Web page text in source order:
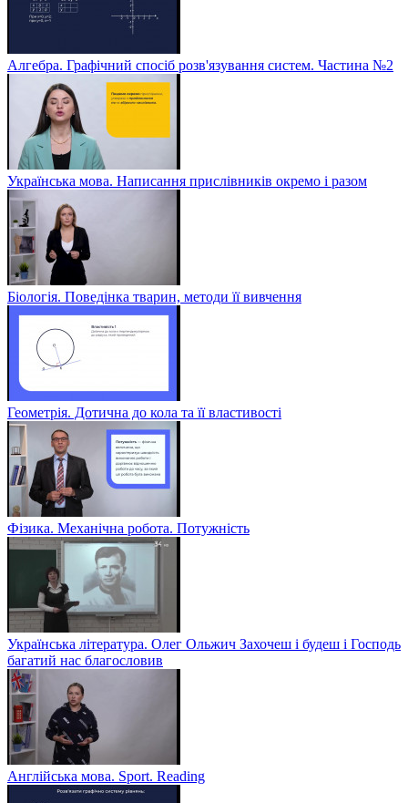
Алгебра. Графічний спосіб розв'язування систем. Частина №2
Українська мова. Написання прислівників окремо і разом
Біологія. Поведінка тварин, методи її вивчення
Геометрія. Дотична до кола та її властивості
Фізика. Механічна робота. Потужність
Українська література. Олег Ольжич Захочеш і будеш і Господь
багатий нас благословив
Англійська мова. Sport. Reading